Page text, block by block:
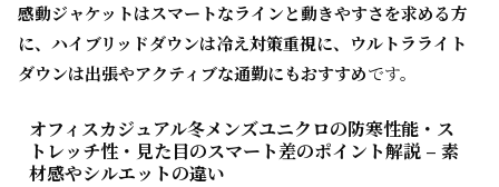
感動ジャケットはスマートなラインと動きやすさを求める方
に、ハイブリッドダウンは冷え対策重視に、ウルトラライト
ダウンは出張やアクティブな通勤にもおすすめです。
オフィスカジュアル冬メンズユニクロの防寒性能・ス
トレッチ性・見た目のスマート差のポイント解説 – 素
材感やシルエットの違い